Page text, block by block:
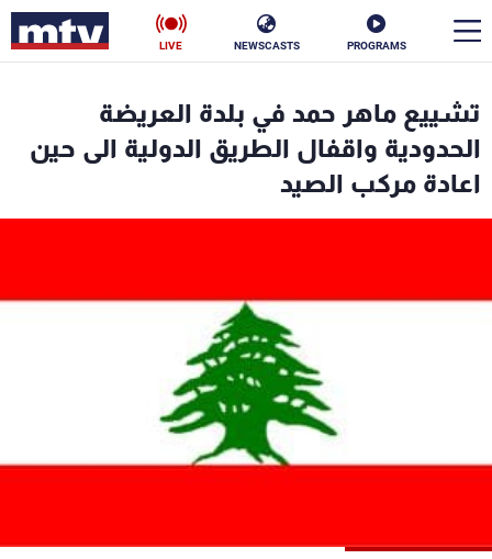
PROGRAMS
NEWSCASTS
LIVE
تشييع ماهر حمد في بلدة العريضة
الحدودية واقفال الطريق الدولية الى حين
اعادة مركب الصيد
الأخبار
سياسة
منوعات رياضة
الترددات